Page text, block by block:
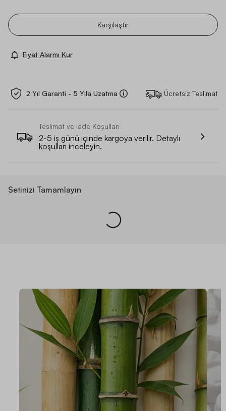
Karşılaştır
Fiyat Alarmı Kur
2 Yıl Garanti - 5 Yıla Uzatma Ücretsiz Teslimat
Teslimat ve İade Koşulları
2-5 iş günü içinde kargoya verilir. Detaylı
koşulları inceleyin.
Setinizi Tamamlayın